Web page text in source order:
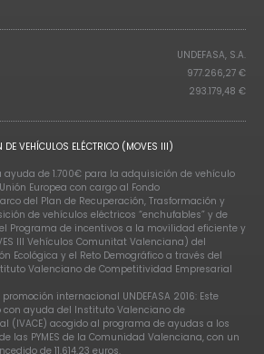
UNDEFASA, S.A.
977.266,27 €
293.179,48 €
DE VEHÍCULOS ELÉCTRICO (MOVES III)
ayuda de 1.700€ para la adquisición de vehículo
Europea con cargo al Fondo
del Plan de Recuperación, Trasformación y
de vehículos eléctricos “enchufables” y de
Programa de incentivos a la movilidad eficiente y
III Vehículos Comunitat Valenciana) del
Ecológica y el Reto Demográfico a través del
Valenciano de Competitividad Empresarial
internacional UNDEFASA 2016: Este
con ayuda del Instituto Valenciano de
(IVACE) acogido al programa de ayudas a los
las PYMES de la Comunidad Valenciana, con un
de 11.614,23 euros.